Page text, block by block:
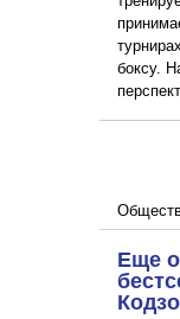
боксу.
Еще